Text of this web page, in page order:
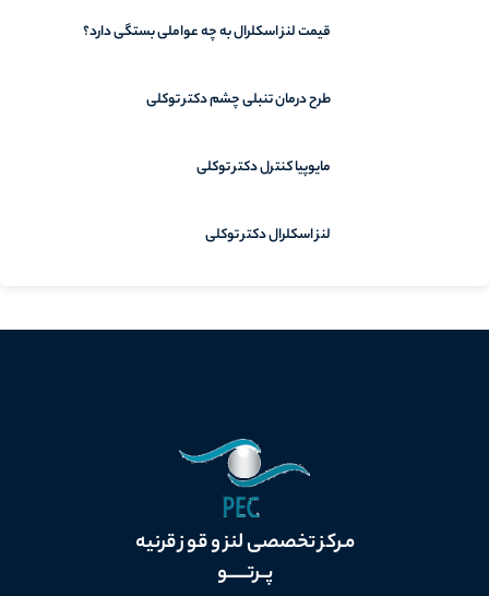
قیمت لنز اسکلرال به چه عواملی بستگی دارد؟
طرح درمان تنبلی چشم دکتر توکلی
مایوپیا کنترل دکتر توکلی
لنز اسکلرال دکتر توکلی
مـرکز تخصصی لنز و قوز قرنیه
پــرتــــــو